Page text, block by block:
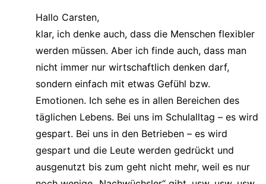
Hallo Carsten,
klar, ich denke auch, dass die Menschen flexibler
werden müssen. Aber ich finde auch, dass man
nicht immer nur wirtschaftlich denken darf,
sondern einfach mit etwas Gefühl bzw.
Emotionen. Ich sehe es in allen Bereichen des
täglichen Lebens. Bei uns im Schulalltag – es wird
gespart. Bei uns in den Betrieben – es wird
gespart und die Leute werden gedrückt und
ausgenutzt bis zum geht nicht mehr, weil es nur